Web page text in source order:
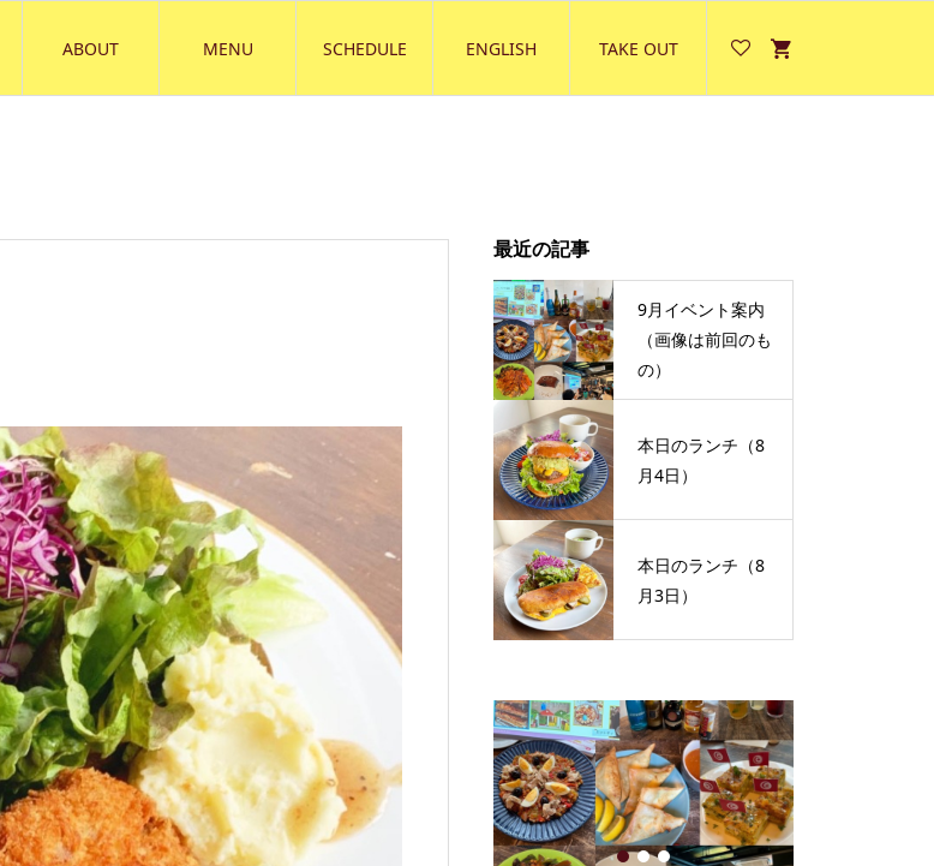
ABOUT MENU SCHEDULE ENGLISH TAKE OUT
最近の記事
9月イベント案内
（画像は前回のも
の）
本日のランチ（8
月4日）
本日のランチ（8
月3日）
1 2 3